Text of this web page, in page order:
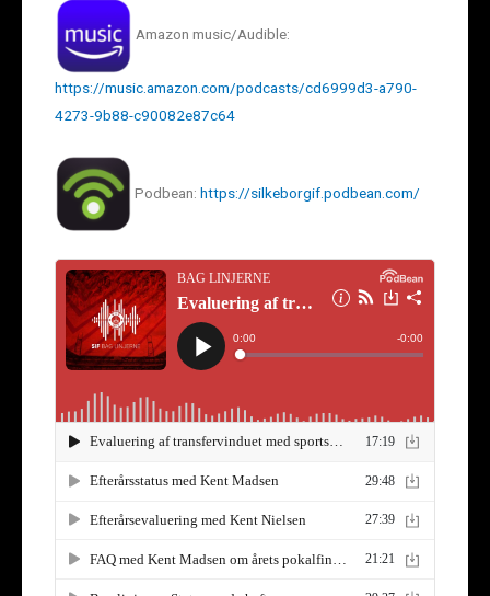
Amazon music/Audible:
https://music.amazon.com/podcasts/cd6999d3-a790-
4273-9b88-c90082e87c64
Podbean: https://silkeborgif.podbean.com/